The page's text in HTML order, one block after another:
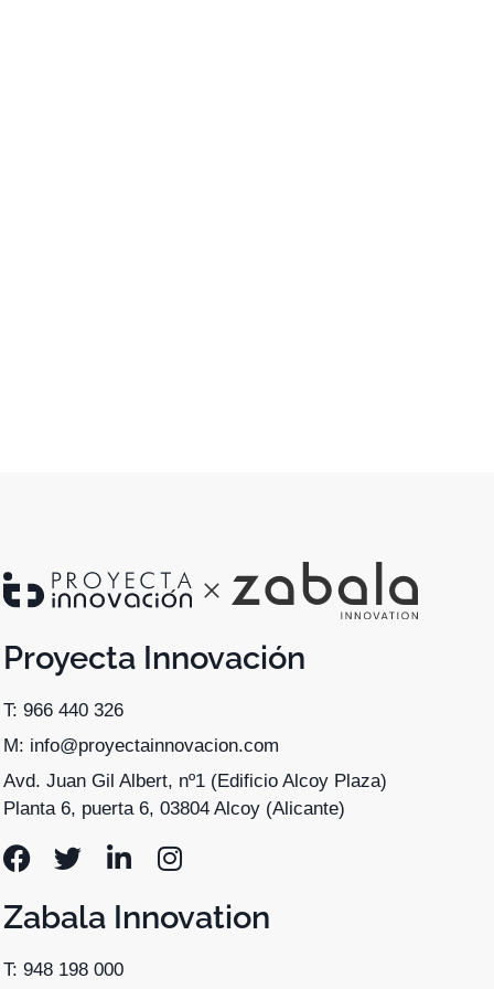
Proyecta Innovación
T: 966 440 326
M: info@proyectainnovacion.com
Avd. Juan Gil Albert, nº1 (Edificio Alcoy Plaza)
Planta 6, puerta 6, 03804 Alcoy (Alicante)
Zabala Innovation
T: 948 198 000